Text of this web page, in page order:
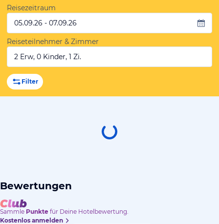
Reisezeitraum
05.09.26 - 07.09.26
Reiseteilnehmer & Zimmer
2 Erw, 0 Kinder, 1 Zi.
Filter
Bewertungen
Sammle Punkte für Deine Hotelbewertung.
Kostenlos anmelden